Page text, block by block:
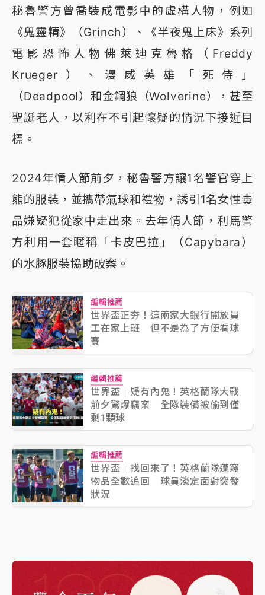
秘魯警方曾喬裝成電影中的虛構人物，例如
《鬼靈精》（Grinch）、《半夜鬼上床》系列
電影恐怖人物佛萊迪克魯格（Freddy
Krueger）、漫威英雄「死侍」
（Deadpool）和金鋼狼（Wolverine），甚至
聖誕老人，以利在不引起懷疑的情況下接近目
標。
2024年情人節前夕，秘魯警方讓1名警官穿上
熊的服裝，並攜帶氣球和禮物，誘引1名女性毒
品嫌疑犯從家中走出來。去年情人節，利馬警
方利用一套暱稱「卡皮巴拉」（Capybara）
的水豚服裝協助破案。
編輯推薦
世界盃正夯！這兩家大銀行開放員
工在家上班 但不是為了方便看球
賽
編輯推薦
世界盃｜疑有內鬼！英格蘭隊大戰
前夕驚爆竊案 全隊裝備被偷到僅
剩1顆球
編輯推薦
世界盃｜找回來了！英格蘭隊遭竊
物品全數追回 球員淡定面對突發
狀況